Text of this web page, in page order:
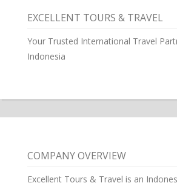
EXCELLENT TOURS & TRAVEL
Your Trusted International Travel
Indonesia
COMPANY OVERVIEW
Excellent Tours & Travel is an